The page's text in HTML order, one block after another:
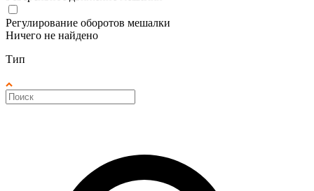
Регулирование оборотов мешалки
Ничего не найдено
Тип